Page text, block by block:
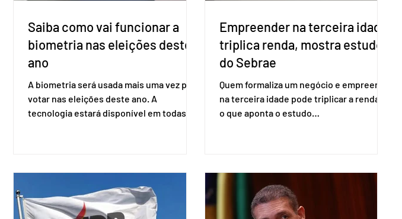
Saiba como vai funcionar a
biometria nas eleições deste
ano
A biometria será usada mais uma vez para
votar nas eleições deste ano. A
tecnologia estará disponível em todas as
Se o título estiver regular, o eleitor pode
votar mesmo sem ter realizado esse
cadastro. Neste caso, será exigido o
Empreender na terceira idade
triplica renda, mostra estudo
do Sebrae
Quem formaliza um negócio e empreende
na terceira idade pode triplicar a renda. É
o que aponta o estudo
Empresas (Sebrae), realizado a partir de
dados do Instituto Brasileiro de
Geografia e Estatística (IBGE). O estudo